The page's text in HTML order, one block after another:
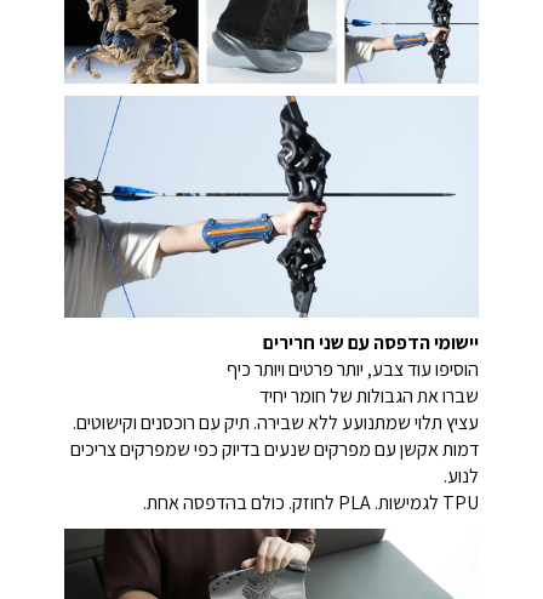
יישומי הדפסה עם שני חרירים
הוסיפו עוד צבע, יותר פרטים ויותר כיף
שברו את הגבולות של חומר יחיד
עציץ תלוי שמתנועע ללא שבירה. תיק עם רוכסנים וקישוטים.
דמות אקשן עם מפרקים שנעים בדיוק כפי שמפרקים צריכים
לנוע.
TPU לגמישות. PLA לחוזק. כולם בהדפסה אחת.